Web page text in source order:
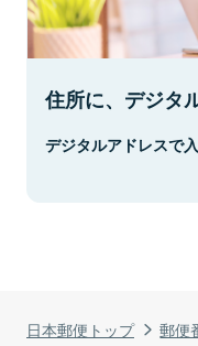
日本郵便トップ 郵便
住所に、デジタ
デジタルアドレスで